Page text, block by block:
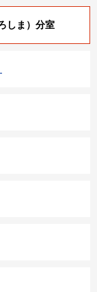
しま）分室